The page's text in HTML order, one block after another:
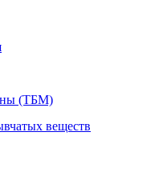
(ТБМ)
веществ